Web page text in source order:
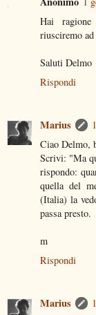
Hai ragione
riusciremo ad
Saluti Delmo
Rispondi
Marius
Ciao Delmo,
Scrivi: "Ma
rispondo:
quella del
(Italia) la
passa presto.
m
Rispondi
Marius